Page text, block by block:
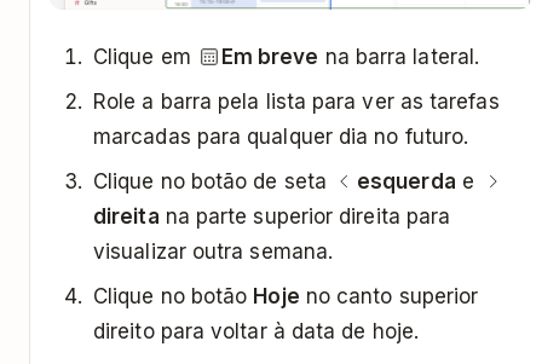
Clique em Em breve na barra lateral.
Role a barra pela lista para ver as tarefas
marcadas para qualquer dia no futuro.
Clique no botão de seta
esquerda e
direita na parte superior direita para
visualizar outra semana.
Clique no botão Hoje no canto superior
direito para voltar à data de hoje.